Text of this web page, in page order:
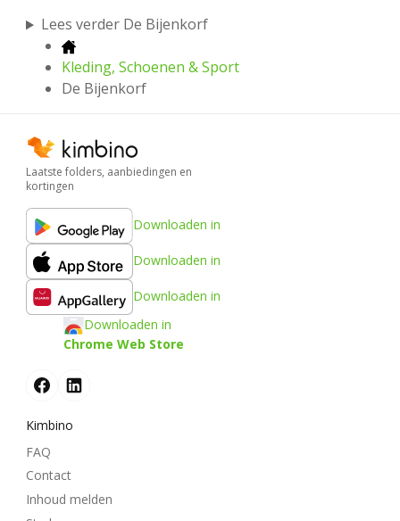
Lees verder De Bijenkorf
Kleding, Schoenen & Sport
De Bijenkorf
Laatste folders, aanbiedingen en
kortingen
Downloaden in
Downloaden in
Downloaden in
Downloaden in
Chrome Web Store
Kimbino
FAQ
Contact
Inhoud melden